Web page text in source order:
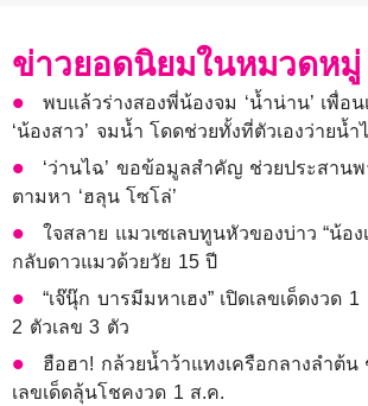
ข่าวยอดนิยมในหมวดหมู่
พบแล้วร่างสองพี่น้องจม ‘น้ำน่าน’ เพื่อน
‘น้องสาว’ จมน้ำ โดดช่วยทั้งที่ตัวเองว่ายน้ำ
‘ว่านไฉ’ ขอข้อมูลสำคัญ ช่วยประสานพ
ตามหา ‘ฮลุน โซโล่’
ใจสลาย แมวเซเลบทูนหัวของบ่าว “น้อง
กลับดาวแมวด้วยวัย 15 ปี
“เจ๊นุ๊ก บารมีมหาเฮง” เปิดเลขเด็ดงวด
2 ตัวเลข 3 ตัว
ฮือฮา! กล้วยน้ำว้าแทงเครือกลางลำต้น
เลขเด็ดลุ้นโชคงวด 1 ส.ค.